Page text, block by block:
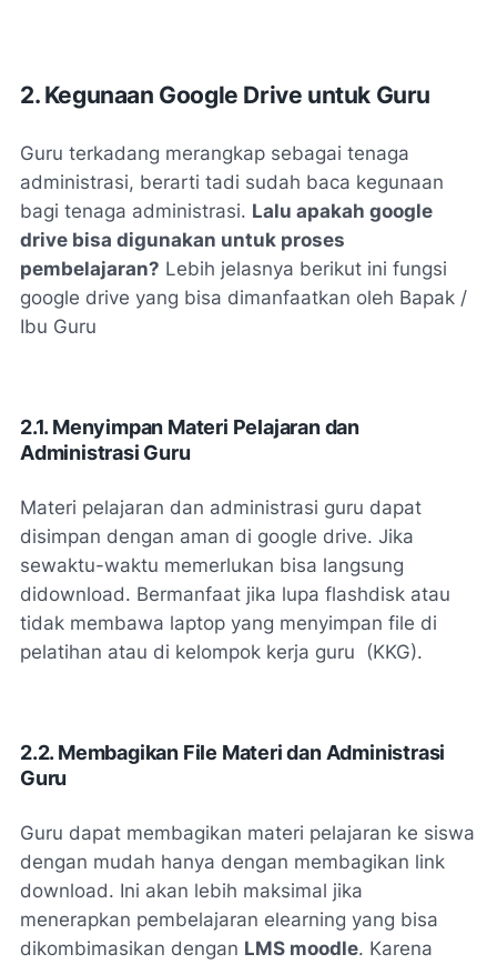
2. Kegunaan Google Drive untuk Guru
Guru terkadang merangkap sebagai tenaga
administrasi, berarti tadi sudah baca kegunaan
bagi tenaga administrasi. Lalu apakah google
drive bisa digunakan untuk proses
pembelajaran? Lebih jelasnya berikut ini fungsi
google drive yang bisa dimanfaatkan oleh Bapak /
Ibu Guru
2.1. Menyimpan Materi Pelajaran dan
Administrasi Guru
Materi pelajaran dan administrasi guru dapat
disimpan dengan aman di google drive. Jika
sewaktu-waktu memerlukan bisa langsung
didownload. Bermanfaat jika lupa flashdisk atau
tidak membawa laptop yang menyimpan file di
pelatihan atau di kelompok kerja guru (KKG).
2.2. Membagikan File Materi dan Administrasi
Guru
Guru dapat membagikan materi pelajaran ke siswa
dengan mudah hanya dengan membagikan link
download. Ini akan lebih maksimal jika
menerapkan pembelajaran elearning yang bisa
dikombimasikan dengan LMS moodle. Karena